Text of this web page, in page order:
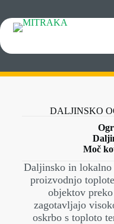
DALJINSKO
Moč
Daljinsko in lokalno
proizvodnjo
objektov
zagotavljajo
oskrbo s toploto